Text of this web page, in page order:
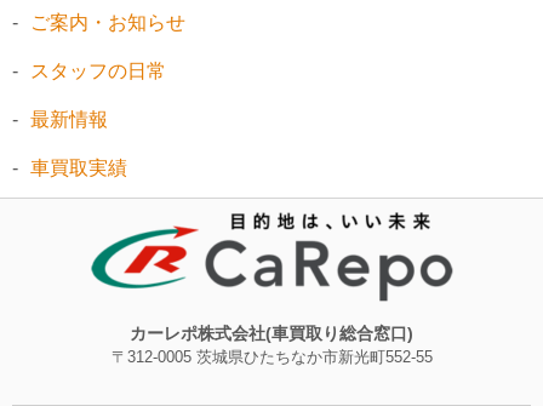
ご案内・お知らせ
スタッフの日常
最新情報
車買取実績
カーレポ株式会社(車買取り総合窓口)
〒312-0005 茨城県ひたちなか市新光町552-55